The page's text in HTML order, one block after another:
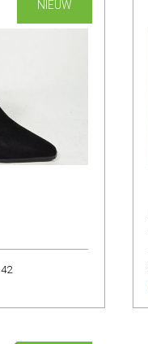
NIEUW
42